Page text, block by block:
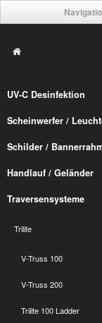
UV-C Desinfektion
Scheinwerfer /
Schilder /
Handlauf / Geländer
Traversensysteme
Trilite
V-Truss 100
V-Truss 200
Trilite 100 Ladder
100 Truss»Trlite